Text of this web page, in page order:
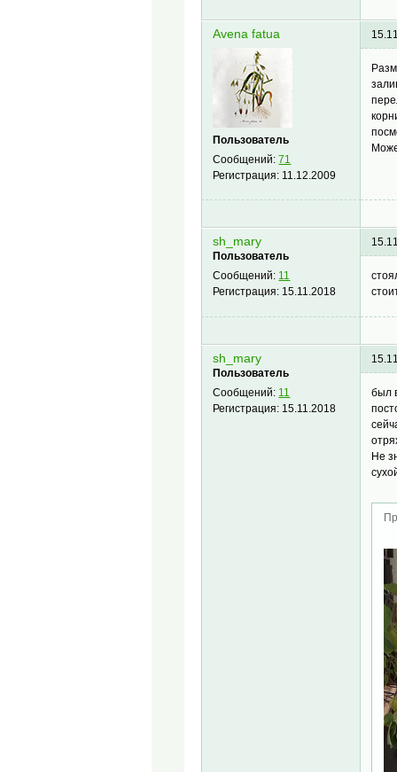
Avena fatua
Пользователь
Сообщений:71
Регистрация: 11.12.2009
sh_mary
Пользователь
Сообщений: 11
Регистрация: 15.11.2018
sh_mary
Пользователь
Сообщений: 11
Регистрация: 15.11.2018
был
Не